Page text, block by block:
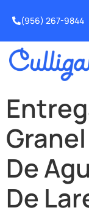
(956) 267-9844
De
De